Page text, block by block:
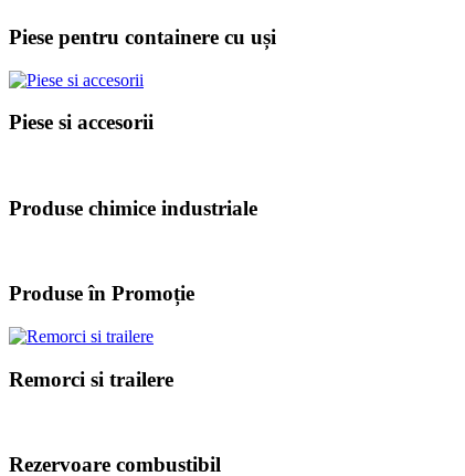
Piese pentru containere cu uși
Piese si accesorii
Produse chimice industriale
Produse în Promoție
Remorci si trailere
Rezervoare combustibil